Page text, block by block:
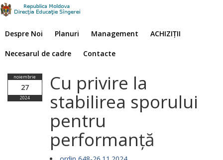
Despre Noi Planuri Management ACHIZIȚII
Necesarul de cadre Contacte
noiembrie
27
2024
Cu privire la
stabilirea sporului
pentru
performanță